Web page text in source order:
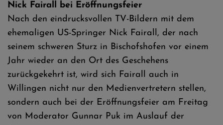
Nick Fairall bei Eröffnungsfeier
Nach den eindrucksvollen TV-Bildern mit dem
ehemaligen US-Springer Nick Fairall, der nach
seinem schweren Sturz in Bischofshofen vor einem
Jahr wieder an den Ort des Geschehens
zurückgekehrt ist, wird sich Fairall auch in
Willingen nicht nur den Medienvertretern stellen,
sondern auch bei der Eröffnungsfeier am Freitag
von Moderator Gunnar Puk im Auslauf der